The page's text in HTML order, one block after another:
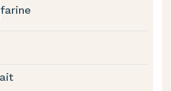
farine